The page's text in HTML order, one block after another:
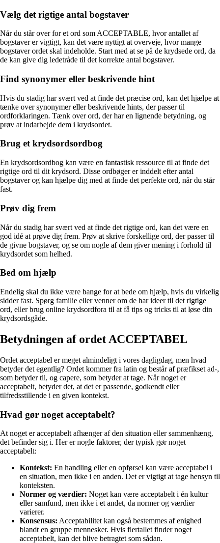
Vælg det rigtige antal bogstaver
Når du står over for et ord som ACCEPTABLE, hvor antallet af
bogstaver er vigtigt, kan det være nyttigt at overveje, hvor mange
bogstaver ordet skal indeholde. Start med at se på de krydsede ord, da
de kan give dig ledetråde til det korrekte antal bogstaver.
Find synonymer eller beskrivende hint
Hvis du stadig har svært ved at finde det præcise ord, kan det hjælpe at
tænke over synonymer eller beskrivende hints, der passer til
ordforklaringen. Tænk over ord, der har en lignende betydning, og
prøv at indarbejde dem i krydsordet.
Brug et krydsordsordbog
En krydsordsordbog kan være en fantastisk ressource til at finde det
rigtige ord til dit krydsord. Disse ordbøger er inddelt efter antal
bogstaver og kan hjælpe dig med at finde det perfekte ord, når du står
fast.
Prøv dig frem
Når du stadig har svært ved at finde det rigtige ord, kan det være en
god idé at prøve dig frem. Prøv at skrive forskellige ord, der passer til
de givne bogstaver, og se om nogle af dem giver mening i forhold til
krydsordet som helhed.
Bed om hjælp
Endelig skal du ikke være bange for at bede om hjælp, hvis du virkelig
sidder fast. Spørg familie eller venner om de har ideer til det rigtige
ord, eller brug online krydsordfora til at få tips og tricks til at løse din
krydsordsgåde.
Betydningen af ordet ACCEPTABEL
Ordet acceptabel er meget almindeligt i vores dagligdag, men hvad
betyder det egentlig? Ordet kommer fra latin og består af præfikset ad-,
som betyder til, og capere, som betyder at tage. Når noget er
acceptabelt, betyder det, at det er passende, godkendt eller
tilfredsstillende i en given kontekst.
Hvad gør noget acceptabelt?
At noget er acceptabelt afhænger af den situation eller sammenhæng,
det befinder sig i. Her er nogle faktorer, der typisk gør noget
acceptabelt:
Kontekst: En handling eller en opførsel kan være acceptabel i
en situation, men ikke i en anden. Det er vigtigt at tage hensyn til
konteksten.
Normer og værdier: Noget kan være acceptabelt i én kultur
eller samfund, men ikke i et andet, da normer og værdier
varierer.
Konsensus: Acceptabilitet kan også bestemmes af enighed
blandt en gruppe mennesker. Hvis flertallet finder noget
acceptabelt, kan det blive betragtet som sådan.